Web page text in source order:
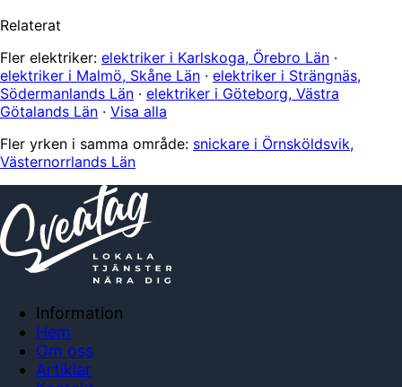
Relaterat
Fler elektriker: elektriker i Karlskoga, Örebro Län ·
elektriker i Malmö, Skåne Län · elektriker i Strängnäs,
Södermanlands Län · elektriker i Göteborg, Västra
Götalands Län · Visa alla
Fler yrken i samma område: snickare i Örnsköldsvik,
Västernorrlands Län
Information
Hem
Om oss
Artiklar